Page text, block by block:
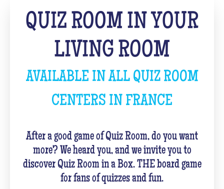
QUIZ ROOM IN YOUR
LIVING ROOM
AVAILABLE IN ALL QUIZ ROOM
CENTERS IN FRANCE
After a good game of Quiz Room, do you want
more? We heard you, and we invite you to
discover Quiz Room in a Box. THE board game
for fans of quizzes and fun.